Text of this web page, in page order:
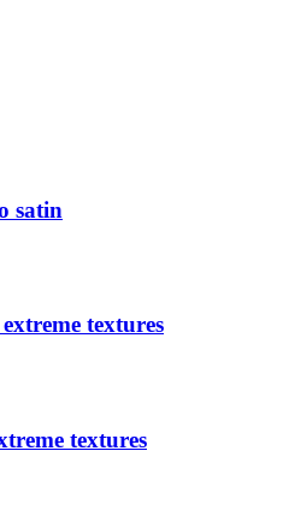
satin
textures
textures